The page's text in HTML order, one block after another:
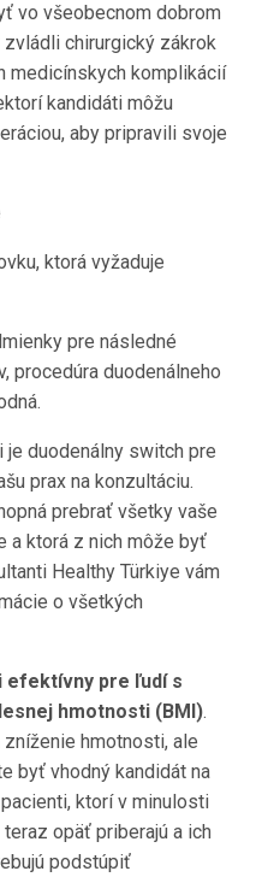
vo všeobecnom dobrom
chirurgický zákrok
medicínskych komplikácií
kandidáti môžu
aby pripravili svoje
ktorá vyžaduje
pre následné
procedúra duodenálneho
duodenálny switch pre
prax na konzultáciu.
prebrať všetky vaše
a ktorá z nich môže byť
Healthy Türkiye vám
o všetkých
efektívny pre ľudí s
hmotnosti (BMI).
hmotnosti, ale
byť vhodný kandidát na
ktorí v minulosti
teraz opäť priberajú a ich
podstúpiť